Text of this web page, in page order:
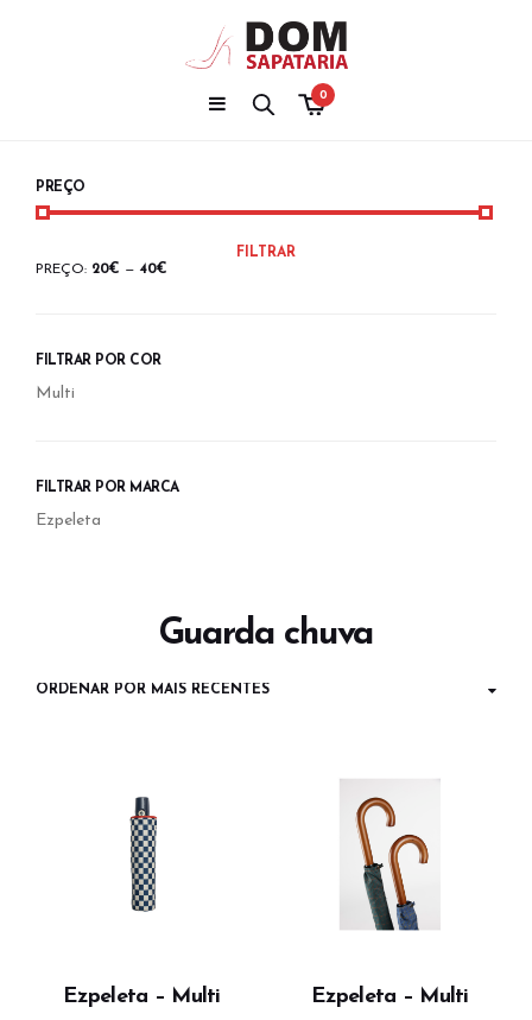
0
PREÇO
MÍNIMO
MÁXIMO
FILTRAR
PREÇO: 20€ — 40€
FILTRAR POR COR
Multi
FILTRAR POR MARCA
Ezpeleta
Guarda chuva
Ezpeleta – Multi Ezpeleta – Multi